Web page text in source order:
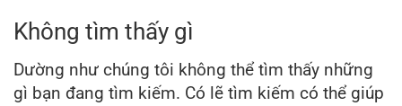
Không tìm thấy gì
Dường như chúng tôi không thể tìm thấy những
gì bạn đang tìm kiếm. Có lẽ tìm kiếm có thể giúp